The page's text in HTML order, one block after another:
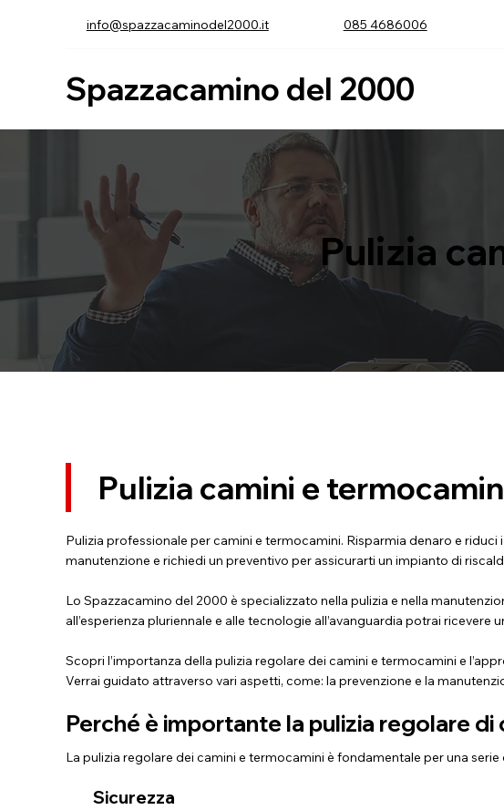
info@spazzacaminodel2000.it 085 4686006
Spazzacamino del 2000
Pulizia
Pulizia camini e
Pulizia professionale per camini e termocamini. Risparmia denaro e
manutenzione e richiedi un preventivo per assicurarti un impianto di
Lo Spazzacamino del 2000 è specializzato nella pulizia e nella
all’esperienza pluriennale e alle tecnologie all’avanguardia potrai
Scopri l’importanza della pulizia regolare dei camini e termocamini e
Verrai guidato attraverso vari aspetti, come: la prevenzione e la
Perché è importante la pulizia regolare
La pulizia regolare dei camini e termocamini è fondamentale per una serie
Sicurezza